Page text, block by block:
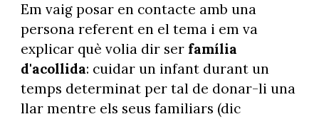
Em vaig posar en contacte amb una
persona referent en el tema i em va
explicar què volia dir ser família
d'acollida: cuidar un infant durant un
temps determinat per tal de donar-li una
llar mentre els seus familiars (dic